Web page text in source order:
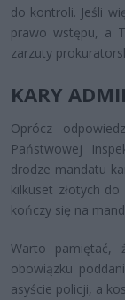
do kontroli. Jeśli
prawo wstępu, a
zarzuty
KARY
Oprócz
Państwowej
drodze mandatu
kilkuset złotych
kończy się na
Warto pamiętać,
obowiązku
asyście policji, a